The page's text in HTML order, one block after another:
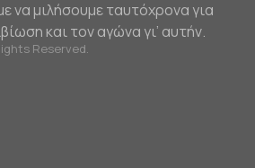
να μιλήσουμε ταυτόχρονα για
και τον αγώνα γι’ αυτήν.
Reserved.